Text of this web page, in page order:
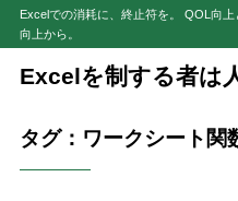
Excelでの消耗に、終止符を。 QOL向
向上から。
Excelを制する者は
タグ：ワークシート関